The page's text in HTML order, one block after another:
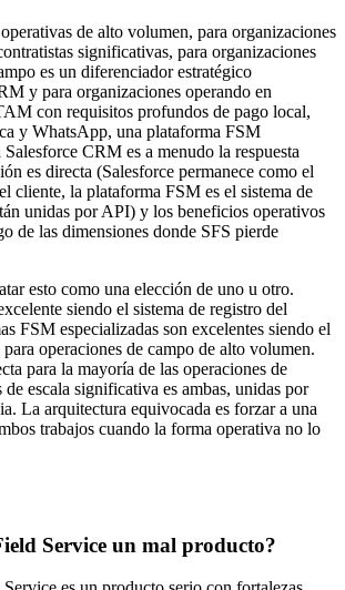
de alto volumen, para organizaciones
significativas, para organizaciones
es un diferenciador estratégico
y para organizaciones operando en
con requisitos profundos de pago local,
y WhatsApp, una plataforma FSM
CRM es a menudo la respuesta
es directa (Salesforce permanece como el
cliente, la plataforma FSM es el sistema de
unidas por API) y los beneficios operativos
de las dimensiones donde SFS pierde
esto como una elección de uno u otro.
siendo el sistema de registro del
FSM especializadas son excelentes siendo el
operaciones de campo de alto volumen.
para la mayoría de las operaciones de
de escala significativa es ambas, unidas por
La arquitectura equivocada es forzar a una
trabajos cuando la forma operativa no lo
Service un mal producto?